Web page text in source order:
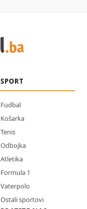
SPORT
Fudbal
Košarka
Tenis
Odbojka
Atletika
Formula 1
Vaterpolo
Ostali sportovi